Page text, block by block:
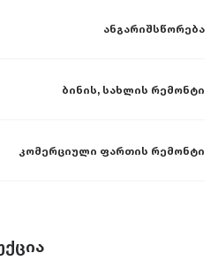
ანგარიშსწორება
ბინის, სახლის რემონტი
კომერციული ფართის რემონტი